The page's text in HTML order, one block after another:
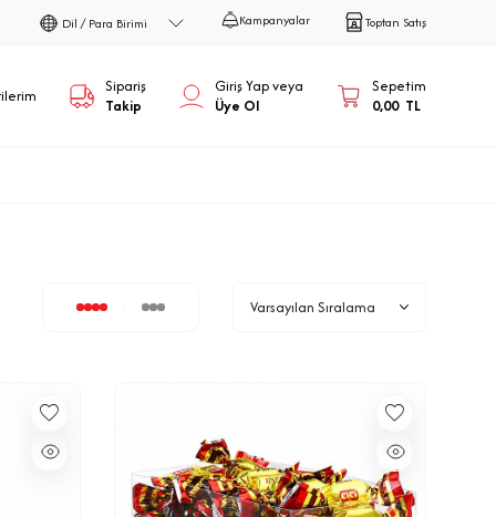
Dil / Para Birimi Kampanyalar Toptan Satış
Sipariş
Takip
Giriş Yap veya
Üye Ol
Sepetim
0,00TL